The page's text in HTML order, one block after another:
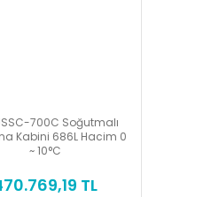
700C Soğutmalı
Kabini 686L Hacim 0
~ 10°C
TL